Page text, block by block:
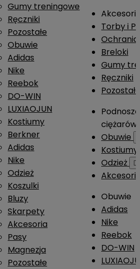
Gumy treningowe
Ręczniki
Pozostałe
Obuwie
Adidas
Nike
Reebok
DO-WIN
LUXIAOJUN
Kostiumy
Berkner
Adidas
Nike
Odzież
Koszulki
Bluzy
Skarpety
Akcesoria
Pasy
Magnezja
Pozostałe
Torby i
Breloki
Gumy
Ręczniki
ciężarów
Obuwie
Kostiumy
Odzież

Obuwie
Adidas
Nike
Reebok
DO-WIN